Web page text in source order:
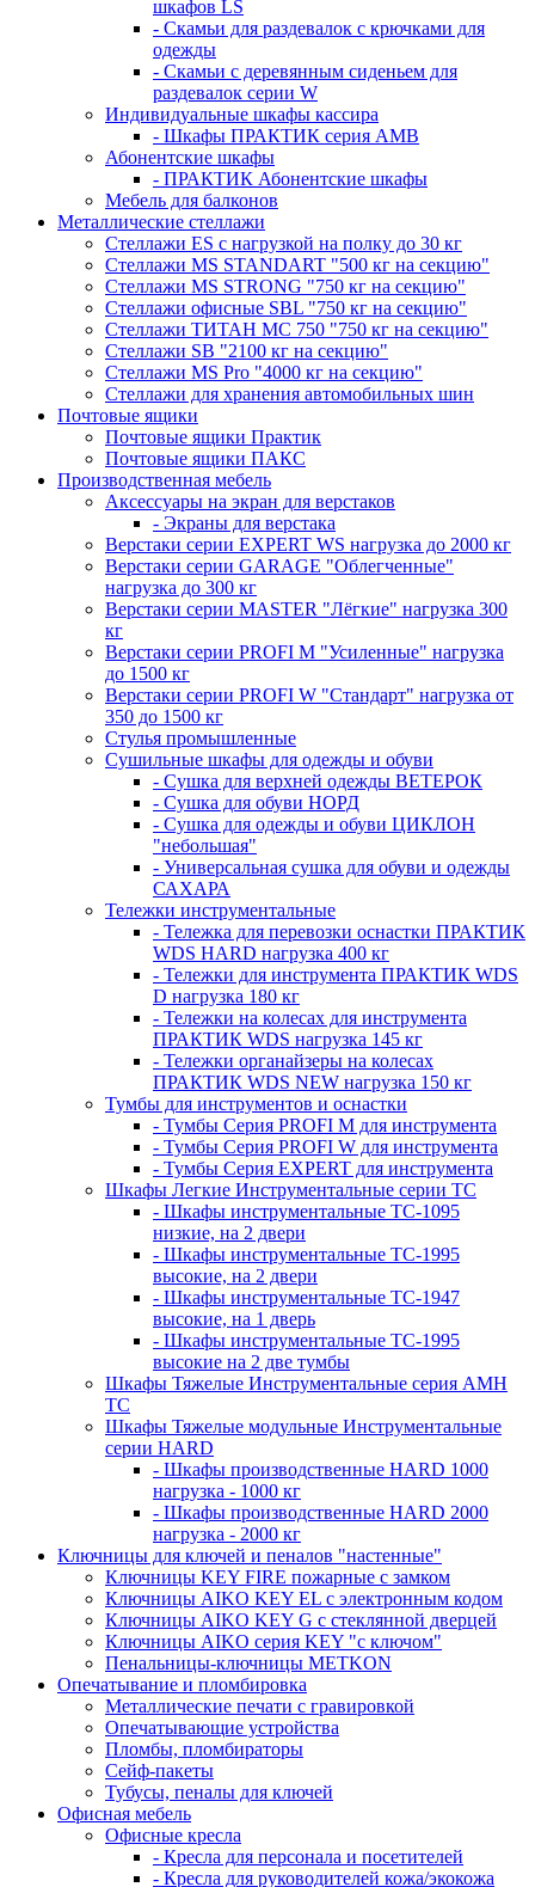
шкафов LS
- Скамьи для раздевалок с крючками для
одежды
- Скамьи с деревянным сиденьем для
раздевалок серии W
Индивидуальные шкафы кассира
- Шкафы ПРАКТИК серия AMB
Абонентские шкафы
- ПРАКТИК Абонентские шкафы
Мебель для балконов
Металлические стеллажи
Стеллажи ES с нагрузкой на полку до 30 кг
Стеллажи MS STANDART "500 кг на секцию"
Стеллажи MS STRONG "750 кг на секцию"
Стеллажи офисные SBL "750 кг на секцию"
Стеллажи ТИТАН МС 750 "750 кг на секцию"
Стеллажи SB "2100 кг на секцию"
Стеллажи MS Pro "4000 кг на секцию"
Стеллажи для хранения автомобильных шин
Почтовые ящики
Почтовые ящики Практик
Почтовые ящики ПАКС
Производственная мебель
Аксессуары на экран для верстаков
- Экраны для верстака
Верстаки серии EXPERT WS нагрузка до 2000 кг
Верстаки серии GARAGE "Облегченные"
нагрузка до 300 кг
Верстаки серии MASTER "Лёгкие" нагрузка 300
кг
Верстаки серии PROFI M "Усиленные" нагрузка
до 1500 кг
Верстаки серии PROFI W "Стандарт" нагрузка от
350 до 1500 кг
Стулья промышленные
Сушильные шкафы для одежды и обуви
- Сушка для верхней одежды ВЕТЕРОК
- Сушка для обуви НОРД
- Сушка для одежды и обуви ЦИКЛОН
"небольшая"
- Универсальная сушка для обуви и одежды
САХАРА
Тележки инструментальные
- Тележка для перевозки оснастки ПРАКТИК
WDS HARD нагрузка 400 кг
- Тележки для инструмента ПРАКТИК WDS
D нагрузка 180 кг
- Тележки на колесах для инструмента
ПРАКТИК WDS нагрузка 145 кг
- Тележки органайзеры на колесах
ПРАКТИК WDS NEW нагрузка 150 кг
Тумбы для инструментов и оснастки
- Тумбы Серия PROFI M для инструмента
- Тумбы Серия PROFI W для инструмента
- Тумбы Серия EXPERT для инструмента
Шкафы Легкие Инструментальные серии ТС
- Шкафы инструментальные TC-1095
низкие, на 2 двери
- Шкафы инструментальные TC-1995
высокие, на 2 двери
- Шкафы инструментальные ТС-1947
высокие, на 1 дверь
- Шкафы инструментальные ТС-1995
высокие на 2 две тумбы
Шкафы Тяжелые Инструментальные серия AMH
TC
Шкафы Тяжелые модульные Инструментальные
серии HARD
- Шкафы производственные HARD 1000
нагрузка - 1000 кг
- Шкафы производственные HARD 2000
нагрузка - 2000 кг
Ключницы для ключей и пеналов "настенные"
Ключницы KEY FIRE пожарные с замком
Ключницы AIKO KEY EL с электронным кодом
Ключницы AIKO KEY G с стеклянной дверцей
Ключницы AIKO серия KEY "с ключом"
Пенальницы-ключницы METKON
Опечатывание и пломбировка
Металлические печати с гравировкой
Опечатывающие устройства
Пломбы, пломбираторы
Сейф-пакеты
Тубусы, пеналы для ключей
Офисная мебель
Офисные кресла
- Кресла для персонала и посетителей
- Кресла для руководителей кожа/экокожа